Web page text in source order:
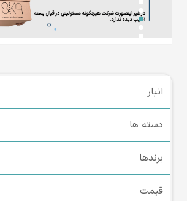
انبار
دسته ها
برندها
قیمت